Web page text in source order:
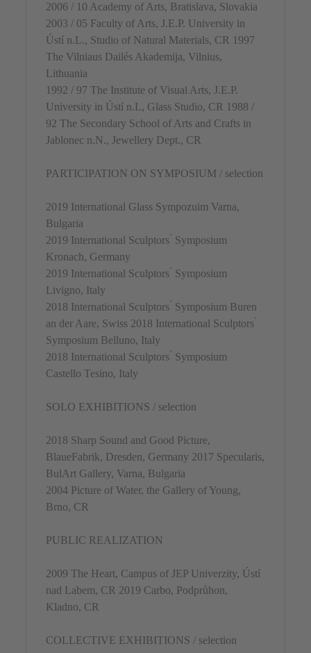
2006 / 10 Academy of Arts, Bratislava, Slovakia
2003 / 05 Faculty of Arts, J.E.P. University in
Ústí n.L., Studio of Natural Materials, CR 1997
The Vilniaus Dailés Akademija, Vilnius,
Lithuania
1992 / 97 The Institute of Visual Arts, J.E.P.
University in Ústí n.L, Glass Studio, CR 1988 /
92 The Secondary School of Arts and Crafts in
Jablonec n.N., Jewellery Dept., CR
PARTICIPATION ON SYMPOSIUM / selection
2019 International Glass Sympozuim Varna,
Bulgaria
2019 International Sculptors ́ Symposium
Kronach, Germany
2019 International Sculptors ́ Symposium
Livigno, Italy
2018 International Sculptors ́ Symposium Buren
an der Aare, Swiss 2018 International Sculptors ́
Symposium Belluno, Italy
2018 International Sculptors ́ Symposium
Castello Tesino, Italy
SOLO EXHIBITIONS / selection
2018 Sharp Sound and Good Picture,
BlaueFabrik, Dresden, Germany 2017 Specularis,
BulArt Gallery, Varna, Bulgaria
2004 Picture of Water, the Gallery of Young,
Brno, CR
PUBLIC REALIZATION
2009 The Heart, Campus of JEP Univerzity, Ústí
nad Labem, CR 2019 Carbo, Podprůhon,
Kladno, CR
COLLECTIVE EXHIBITIONS / selection